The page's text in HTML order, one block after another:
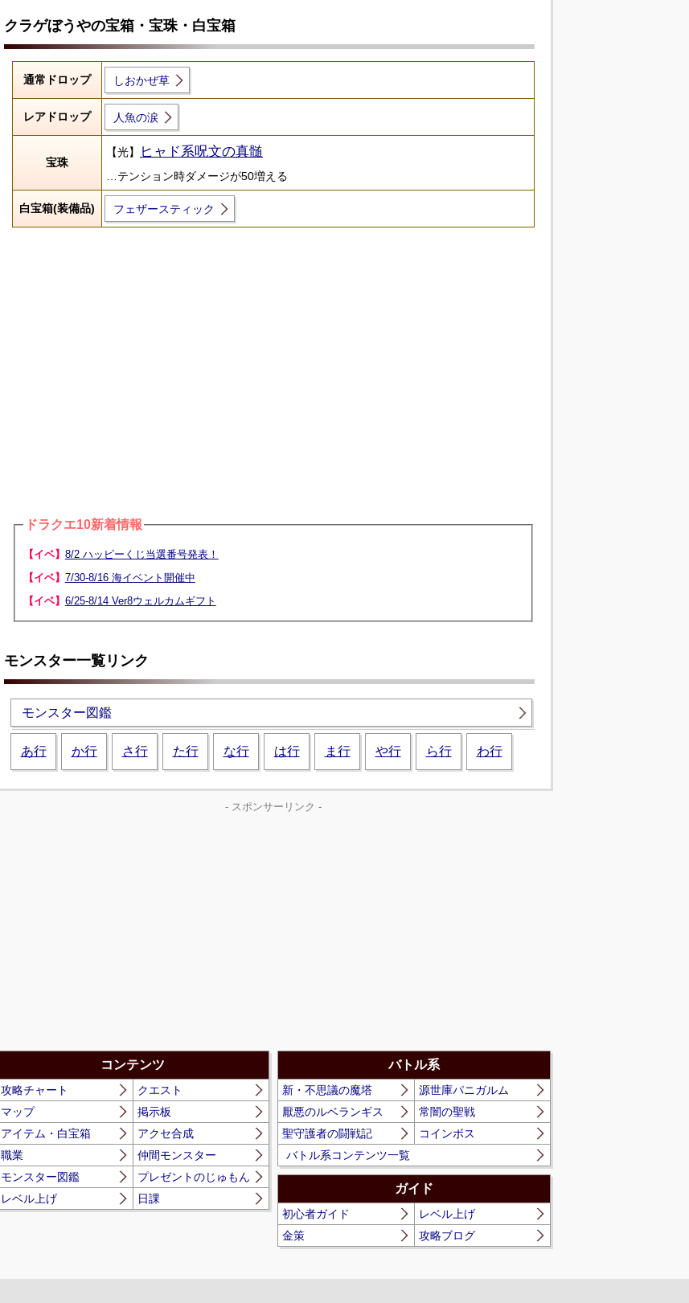
クラゲぼうやの宝箱・宝珠・白宝箱
通常ドロップ しおかぜ草
レアドロップ 人魚の涙
宝珠
【光】 ヒャド系呪文の真髄
…テンション時ダメージが50増える
白宝箱(装備品) フェザースティック
ドラクエ10新着情報
【イベ】 8/2 ハッピーくじ当選番号発表！
【イベ】 7/30-8/16 海イベント開催中
【イベ】 6/25-8/14 Ver8ウェルカムギフト
モンスター一覧リンク
モンスター図鑑
あ行 か行 さ行 た行 な行 は行 ま行 や行 ら行 わ行
- スポンサーリンク -
コンテンツ
攻略チャート
クエスト
マップ
掲示板
アイテム・白宝箱
アクセ合成
職業
仲間モンスター
モンスター図鑑
プレゼントのじゅもん
レベル上げ
日課
バトル系
新・不思議の魔塔
源世庫パニガルム
厭悪のルベランギス
常闇の聖戦
聖守護者の闘戦記
コインボス
バトル系コンテンツ一覧
ガイド
初心者ガイド
レベル上げ
金策
攻略ブログ